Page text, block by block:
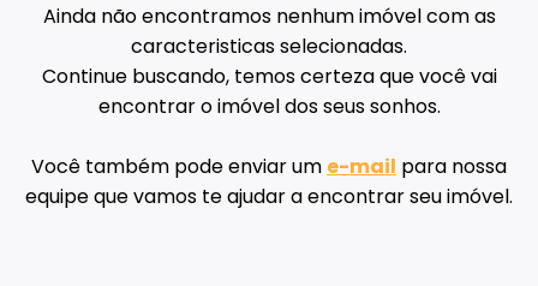
Ainda não encontramos nenhum imóvel com as
caracteristicas selecionadas.
Continue buscando, temos certeza que você vai
encontrar o imóvel dos seus sonhos.
Você também pode enviar um e-mail para nossa
equipe que vamos te ajudar a encontrar seu imóvel.